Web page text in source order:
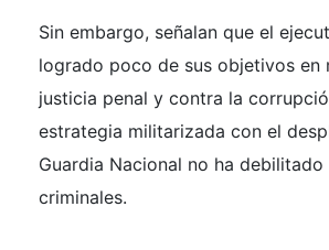
Sin embargo, señalan que el
logrado poco de sus objetivos en
justicia penal y contra la
estrategia militarizada con el
Guardia Nacional no ha
criminales.